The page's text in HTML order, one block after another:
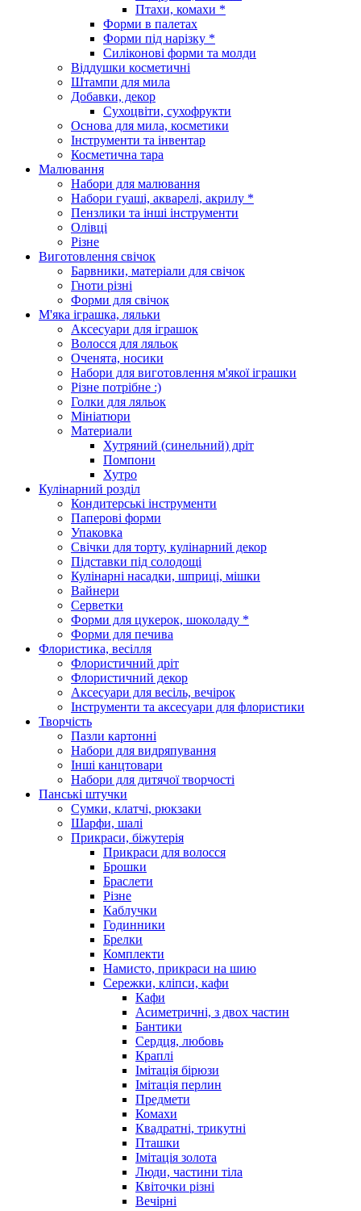
Птахи, комахи *
Форми в палетах
Форми під нарізку *
Силіконові форми та молди
Віддушки косметичні
Штампи для мила
Добавки, декор
Сухоцвіти, сухофрукти
Основа для мила, косметики
Інструменти та інвентар
Косметична тара
Малювання
Набори для малювання
Набори гуаші, акварелі, акрилу *
Пензлики та інші інструменти
Олівці
Різне
Виготовлення свічок
Барвники, матеріали для свічок
Гноти різні
Форми для свічок
М'яка іграшка, ляльки
Аксесуари для іграшок
Волосся для ляльок
Оченята, носики
Набори для виготовлення м'якої іграшки
Різне потрібне :)
Голки для ляльок
Мініатюри
Материали
Хутряний (синельний) дріт
Помпони
Хутро
Кулінарний розділ
Кондитерські інструменти
Паперові форми
Упаковка
Свічки для торту, кулінарний декор
Підставки під солодощі
Кулінарні насадки, шприці, мішки
Вайнери
Серветки
Форми для цукерок, шоколаду *
Форми для печива
Флористика, весілля
Флористичний дріт
Флористичний декор
Аксесуари для весіль, вечірок
Інструменти та аксесуари для флористики
Творчість
Пазли картонні
Набори для видряпування
Інші канцтовари
Набори для дитячої творчості
Панські штучки
Сумки, клатчі, рюкзаки
Шарфи, шалі
Прикраси, біжутерія
Прикраси для волосся
Брошки
Браслети
Різне
Каблучки
Годинники
Брелки
Комплекти
Намисто, прикраси на шию
Сережки, кліпси, кафи
Кафи
Асиметричні, з двох частин
Бантики
Сердця, любовь
Краплі
Імітація бірюзи
Імітація перлин
Предмети
Комахи
Квадратні, трикутні
Пташки
Імітація золота
Люди, частини тіла
Квіточки різні
Вечірні